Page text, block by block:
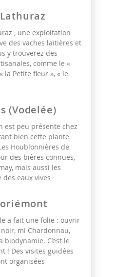
, une exploitation
des vaches laitières et
y trouverez des
comme le «
la Petite fleur », « le
(Vodelée)
est peu présente chez
bien cette plante
Houblonnières de
des bières connues,
mais aussi les
eaux vives
a fait une folie : ouvrir
mi Chardonnau,
C’est le
! Des visites guidées
organisées